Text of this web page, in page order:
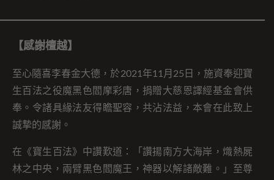
【感謝檀越】
至心隨喜李春金大德，於2021年11月25日，施資奉迎寶
生百法之役魔黑色閻摩彩唐，捐贈大慈恩譯經基金會供
奉。令諸具緣法友得瞻聖容，共沾法益，本會在此致上
誠摯的感謝。
在《寶生百法》中讚歎道：「讚揚南方大海岸，熾熱屍
林之中央，兩臂黑色閻魔王，神器以解諸敵難。」至尊